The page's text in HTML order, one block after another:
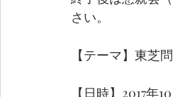
さい。
【テーマ】東芝
【日時】2017年